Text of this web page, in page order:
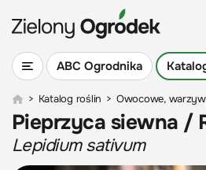
ABC Ogrodnika
> Katalog roślin > Owocowe,
Pieprzyca siewna /
Lepidium sativum